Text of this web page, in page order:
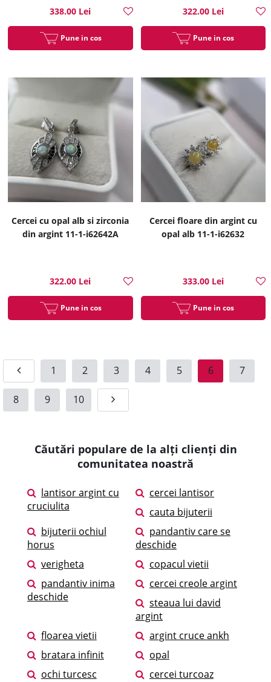
338.00 Lei
Pune in cos
322.00 Lei
Pune in cos
Cercei cu opal alb si zirconia
din argint 11-1-i62642A
322.00 Lei
Pune in cos
Cercei floare din argint cu
opal alb 11-1-i62632
333.00 Lei
Pune in cos
1 2 3 4 5 6 7
8 9 10
Căutări populare de la alți clienți din
comunitatea noastră
lantisor argint cu
cruciulita
cercei lantisor
cauta bijuterii
bijuterii ochiul
horus
pandantiv care se
deschide
verigheta
copacul vietii
pandantiv inima
deschide
cercei creole argint
steaua lui david
argint
floarea vietii
argint cruce ankh
bratara infinit
opal
ochi turcesc
cercei turcoaz